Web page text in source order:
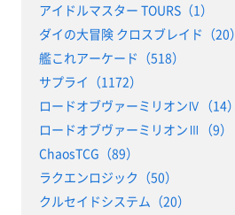
アイドルマスター TOURS（1）
ダイの大冒険 クロスブレイド（20）
艦これアーケード（518）
サプライ（1172）
ロードオブヴァーミリオンⅣ（14）
ロードオブヴァーミリオンⅢ（9）
ChaosTCG（89）
ラクエンロジック（50）
クルセイドシステム（20）